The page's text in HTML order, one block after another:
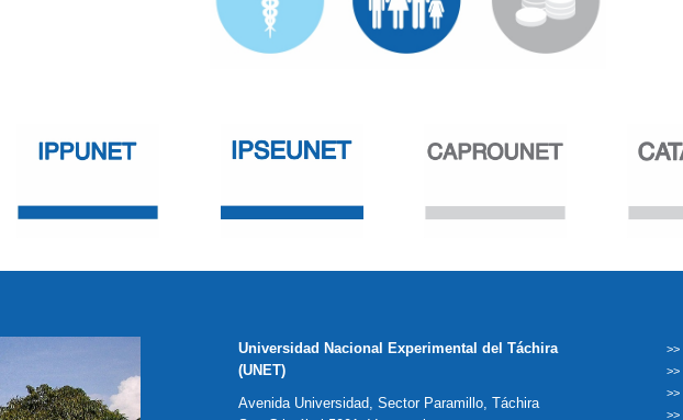
Universidad Nacional Experimental del Táchira
(UNET)
Avenida Universidad, Sector Paramillo, Táchira
>>
>>
>>
>>